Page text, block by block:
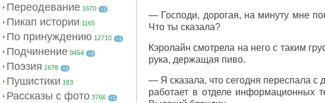
Переодевание 1670 +2
Пикап истории 1165
По принуждению 12710 +1
Подчинение 9454 +3
Поэзия 1678 +1
Пушистики 183
Рассказы с фото 3766 +1
— Господи, дорогая, на минуту мне
Что ты сказала?
Кэролайн смотрела на него с таким
рука, держащая пиво.
— Я сказала, что сегодня переспала
работает в отделе информационных